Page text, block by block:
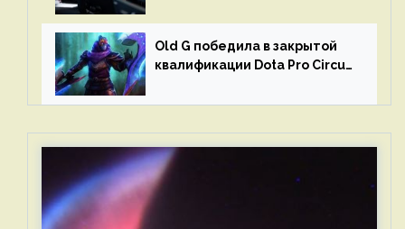
Old G победила в закрытой
квалификации Dota Pro Circuit